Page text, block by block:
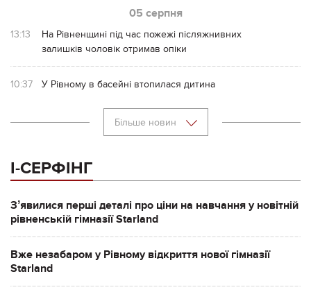
05 серпня
13:13
На Рівненщині під час пожежі післяжнивних
залишків чоловік отримав опіки
10:37 У Рівному в басейні втопилася дитина
Більше новин
І-СЕРФІНГ
Зʼявилися перші деталі про ціни на навчання у новітній
рівненській гімназії Starland
Вже незабаром у Рівному відкриття нової гімназії
Starland